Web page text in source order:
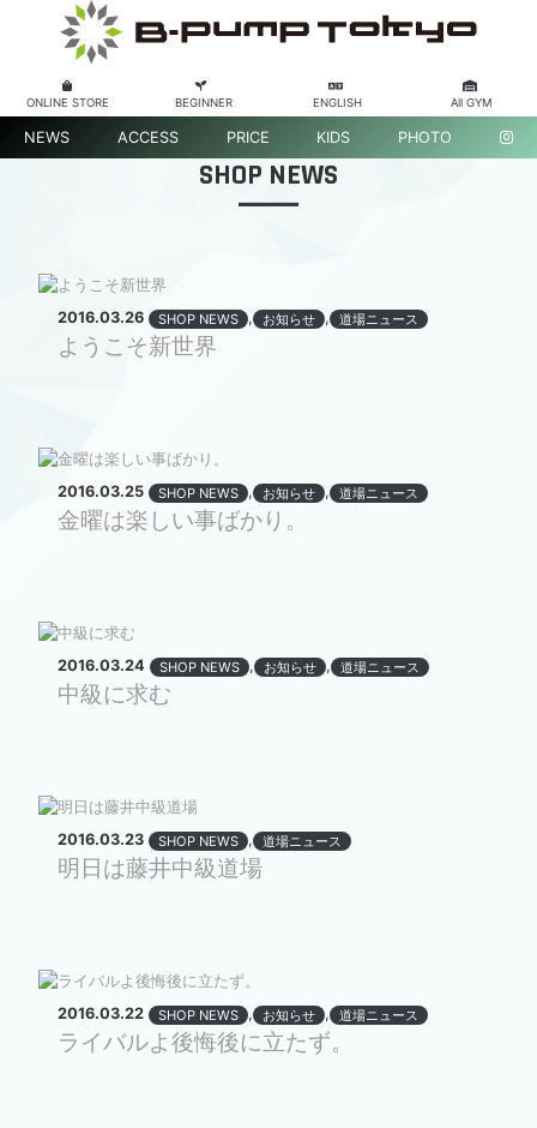
ONLINE STORE BEGINNER ENGLISH All GYM
NEWS ACCESS PRICE KIDS PHOTO
SHOP NEWS
2016.03.26 SHOP NEWS , お知らせ , 道場ニュース
ようこそ新世界
2016.03.25 SHOP NEWS , お知らせ , 道場ニュース
金曜は楽しい事ばかり。
2016.03.24 SHOP NEWS , お知らせ , 道場ニュース
中級に求む
2016.03.23 SHOP NEWS , 道場ニュース
明日は藤井中級道場
2016.03.22 SHOP NEWS , お知らせ , 道場ニュース
ライバルよ後悔後に立たず。